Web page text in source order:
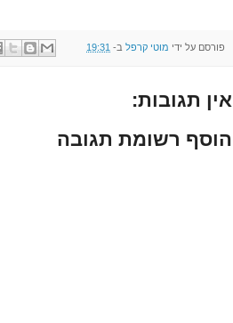
פורסם על ידי מוטי קרפל ב- 19:31
אין תגובות:
הוסף רשומת תגובה